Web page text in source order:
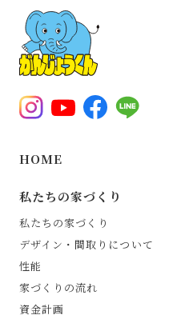
HOME
私たちの家づくり
私たちの家づくり
デザイン・間取りについて
性能
家づくりの流れ
資金計画